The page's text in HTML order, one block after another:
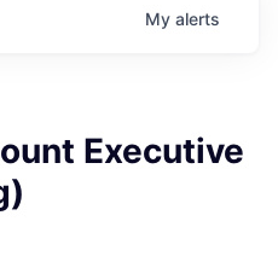
My alerts
Executive